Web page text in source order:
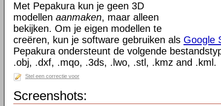
Met Pepakura kun je geen 3D
modellen aanmaken, maar alleen
bekijken. Om je eigen modellen te
creëren, kun je software gebruiken als Google
Pepakura ondersteunt de volgende
.obj, .dxf, .mqo, .3ds, .lwo, .stl, .kmz and .kml.
Stel een correctie voor
Screenshots: